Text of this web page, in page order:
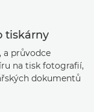
tiskárny
a průvodce
na tisk fotografií,
dokumentů